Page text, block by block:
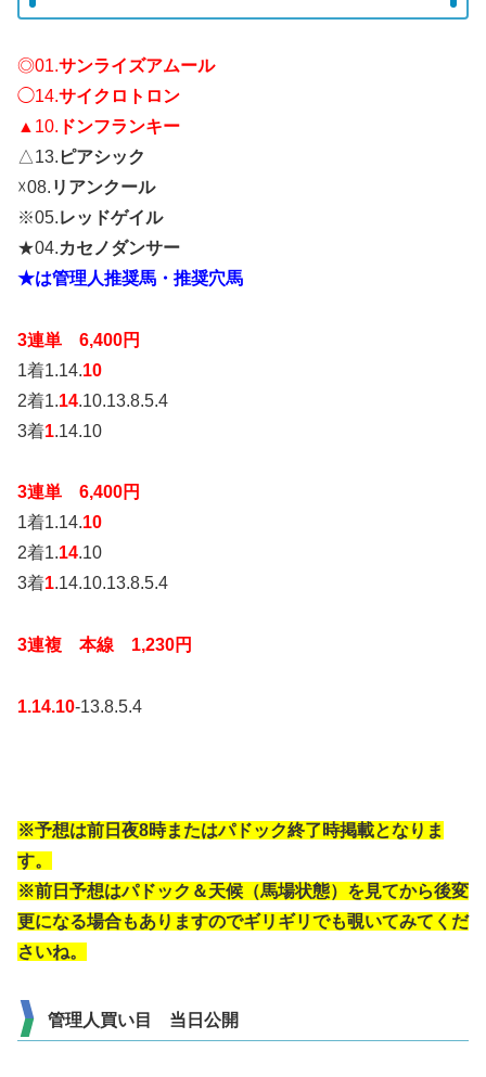
◎01.サンライズアムール
◯14.サイクロトロン
▲10. ドンフランキー
△13. ピアシック
☓08. リアンクール
※05.レッドゲイル
★04.カセノダンサー
★は管理人推奨馬・推奨穴馬
3連単 6,400円
1着1.14.10
2着1.14.10.13.8.5.4
3着1.14.10
3連単 6,400円
1着1.14.10
2着1.14.10
3着1.14.10.13.8.5.4
3連複 本線 1,230円
1.14.10-13.8.5.4
※予想は前日夜8時またはパドック終了時掲載となりま
す。
※前日予想はパドック＆天候（馬場状態）を見てから後変
更になる場合もありますのでギリギリでも覗いてみてくだ
さいね。
管理人買い目 当日公開